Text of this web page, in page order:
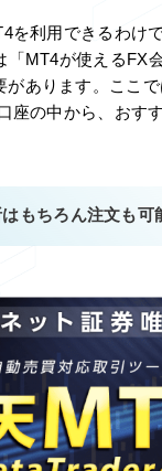
を利用できるわけ
「MT4が使えるFX
があります。ここ
座の中から、おす
もちろん注文も可